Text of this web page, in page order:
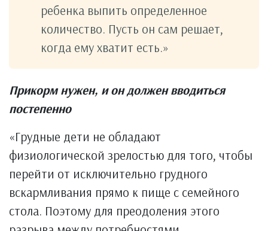
ребенка выпить определенное
количество. Пусть он сам решает,
когда ему хватит есть.»
Прикорм нужен, и он должен вводиться
постепенно
«Грудные дети не обладают
физиологической зрелостью для того, чтобы
перейти от исключительно грудного
вскармливания прямо к пище с семейного
стола. Поэтому для преодоления этого